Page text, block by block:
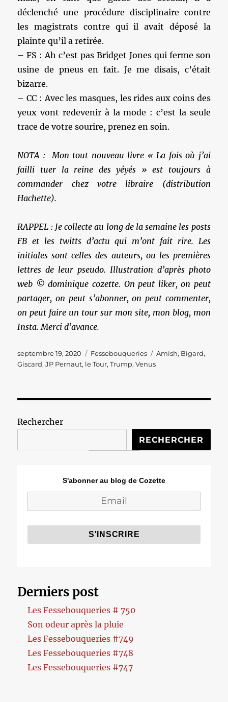
déclenché une procédure disciplinaire contre
les magistrats contre qui il avait déposé la
plainte qu’il a retirée.
– FS : Ah c’est pas Bridget Jones qui ferme son
usine de pneus en fait. Je me disais, c’était
bizarre.
– CC : Avec les masques, les rides aux coins des
yeux vont redevenir à la mode : c’est la seule
trace de votre sourire, prenez en soin.
NOTA : Mon tout nouveau livre « La fois où j’ai
failli tuer la reine des yéyés » est toujours à
commander chez votre libraire (distribution
Hachette).
RAPPEL : Je collecte au long de la semaine les posts
FB et les twitts d’actu qui m’ont fait rire. Les
initiales sont celles des auteurs, ou les premières
lettres de leur pseudo. Illustration d’après photo
web © dominique cozette. On peut liker, on peut
partager, on peut s’abonner, on peut commenter,
on peut faire un tour sur mon site, mon blog, mon
Insta. Merci d’avance.
Publié
le
septembre 19, 2020 Catégories
Fessebouqueries Étiquettes
Amish, Bigard,
Giscard,JP Pernaut, le Tour,Trump,Venus
Rechercher
RECHERCHER
S'abonner au blog de Cozette
Derniers post
Les Fessebouqueries # 750
Son odeur après la pluie
Les Fessebouqueries #749
Les Fessebouqueries #748
Les Fessebouqueries #747